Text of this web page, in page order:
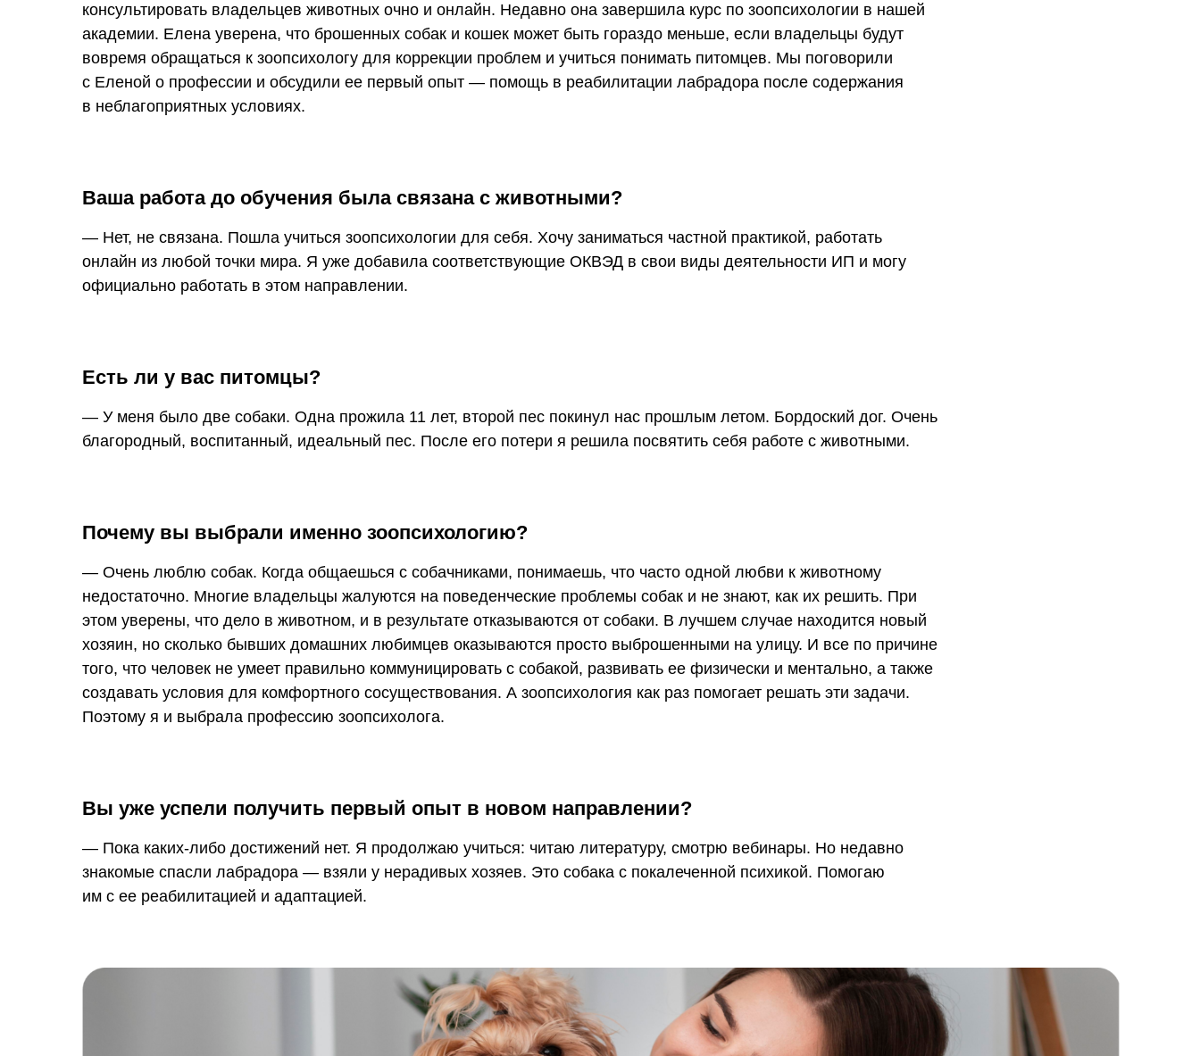
консультировать владельцев животных очно и онлайн. Недавно она завершила курс по зоопсихологии в нашей
академии. Елена уверена, что брошенных собак и кошек может быть гораздо меньше, если владельцы будут
вовремя обращаться к зоопсихологу для коррекции проблем и учиться понимать питомцев. Мы поговорили
с Еленой о профессии и обсудили ее первый опыт — помощь в реабилитации лабрадора после содержания
в неблагоприятных условиях.
Ваша работа до обучения была связана с животными?
— Нет, не связана. Пошла учиться зоопсихологии для себя. Хочу заниматься частной практикой, работать
онлайн из любой точки мира. Я уже добавила соответствующие ОКВЭД в свои виды деятельности ИП и могу
официально работать в этом направлении.
Есть ли у вас питомцы?
— У меня было две собаки. Одна прожила 11 лет, второй пес покинул нас прошлым летом. Бордоский дог. Очень
благородный, воспитанный, идеальный пес. После его потери я решила посвятить себя работе с животными.
Почему вы выбрали именно зоопсихологию?
— Очень люблю собак. Когда общаешься с собачниками, понимаешь, что часто одной любви к животному
недостаточно. Многие владельцы жалуются на поведенческие проблемы собак и не знают, как их решить. При
этом уверены, что дело в животном, и в результате отказываются от собаки. В лучшем случае находится новый
хозяин, но сколько бывших домашних любимцев оказываются просто выброшенными на улицу. И все по причине
того, что человек не умеет правильно коммуницировать с собакой, развивать ее физически и ментально, а также
создавать условия для комфортного сосуществования. А зоопсихология как раз помогает решать эти задачи.
Поэтому я и выбрала профессию зоопсихолога.
Вы уже успели получить первый опыт в новом направлении?
— Пока каких-либо достижений нет. Я продолжаю учиться: читаю литературу, смотрю вебинары. Но недавно
знакомые спасли лабрадора — взяли у нерадивых хозяев. Это собака с покалеченной психикой. Помогаю
им с ее реабилитацией и адаптацией.